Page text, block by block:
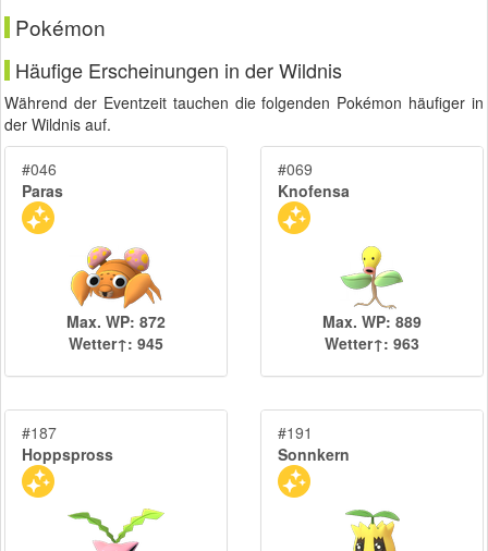
Pokémon
Häufige Erscheinungen in der Wildnis
Während der Eventzeit tauchen die folgenden Pokémon häufiger in
der Wildnis auf.
#046
Paras
Max. WP: 872
Wetter↑: 945
#069
Knofensa
Max. WP: 889
Wetter↑: 963
#187
Hoppspross
#191
Sonnkern